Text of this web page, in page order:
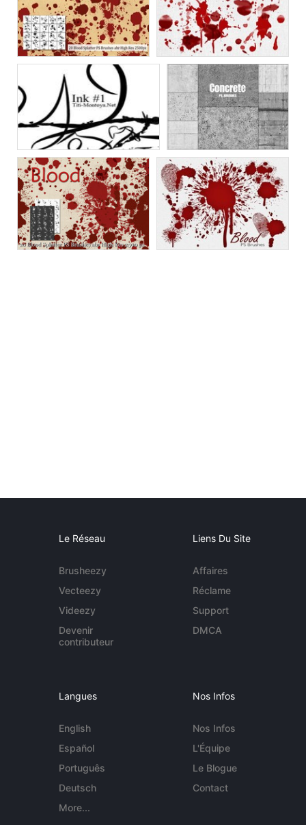
Le Réseau
Brusheezy
Vecteezy
Videezy
Devenir
contributeur
Liens Du Site
Affaires
Réclame
Support
DMCA
Langues
English
Español
Português
Deutsch
More...
Nos Infos
Nos Infos
L'Équipe
Le Blogue
Contact